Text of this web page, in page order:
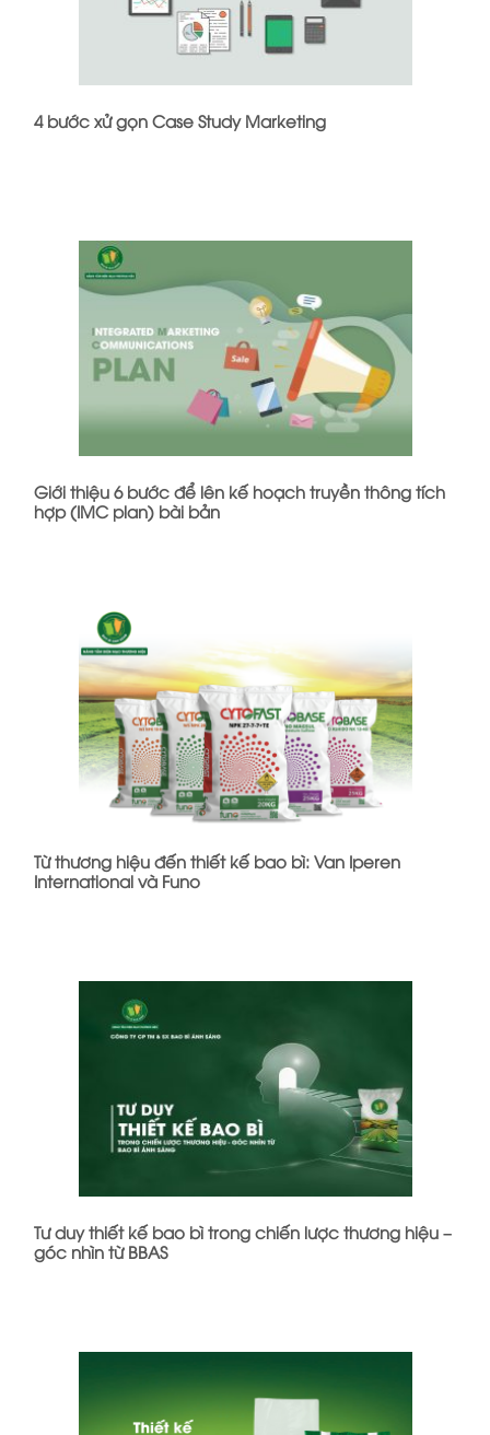
4 bước xử gọn Case Study Marketing
Giới thiệu 6 bước để lên kế hoạch truyền thông tích
hợp (IMC plan) bài bản
Từ thương hiệu đến thiết kế bao bì: Van Iperen
International và Funo
Tư duy thiết kế bao bì trong chiến lược thương hiệu –
góc nhìn từ BBAS